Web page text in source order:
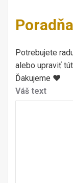
Poradňa
Potrebujete
alebo upraviť
Ďakujeme ♥
Váš text